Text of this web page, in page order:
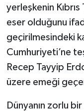
yerleşkenin Kıbrıs
eser olduğunu
geçirilmesindeki
Cumhuriyeti’ne
Recep Tayyip
üzere emeği
Dünyanın zorlu